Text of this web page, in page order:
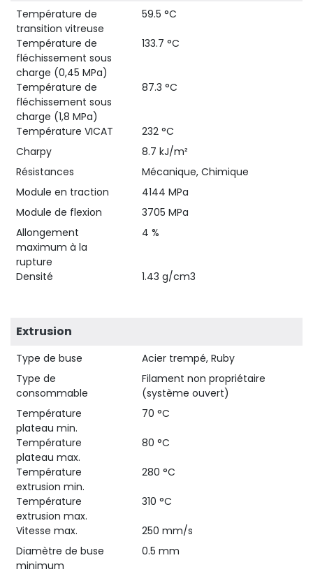
Température de
transition vitreuse
59.5 °C
Température de
fléchissement sous
charge (0,45 MPa)
133.7 °C
Température de
fléchissement sous
charge (1,8 MPa)
87.3 °C
Température VICAT
232 °C
Charpy
8.7 kJ/m²
Résistances
Mécanique, Chimique
Module en traction
4144 MPa
Module de flexion
3705 MPa
Allongement
maximum à la
rupture
4 %
Densité 1.43 g/cm3
Extrusion
Type de buse
Acier trempé, Ruby
Type de
consommable
Filament non propriétaire
(système ouvert)
Température
plateau min.
70 °C
Température
plateau max.
80 °C
Température
extrusion min.
280 °C
Température
extrusion max.
310 °C
Vitesse max.
250 mm/s
Diamètre de buse
minimum
0.5 mm